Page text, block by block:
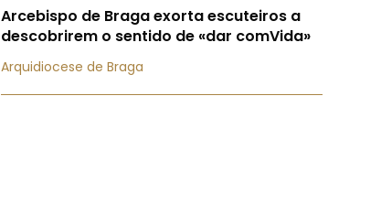
Arcebispo de Braga exorta escuteiros a
descobrirem o sentido de «dar comVida»
Arquidiocese de Braga